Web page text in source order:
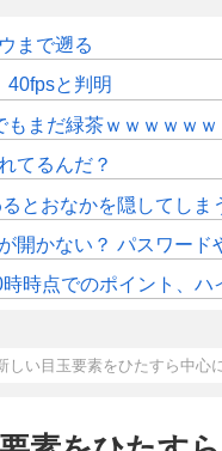
まで遡る
40fpsと判明
まだ緑茶ｗｗｗｗｗｗ
てるんだ？
とおなかを隠してし
開かない？ パスワード
時点でのポイント、ハ
しい目玉要素をひたすら中心